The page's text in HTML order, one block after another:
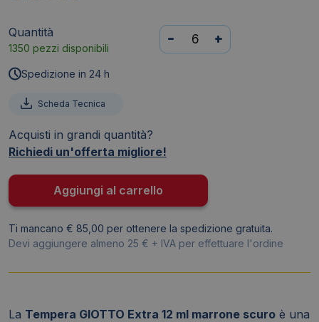
Quantità
1350 pezzi disponibili
Tubetto
tempera
Marrone
-
3520
23
quantità
- +
Spedizione in 24 h
Scheda Tecnica
Acquisti in grandi quantità?
Richiedi un'offerta migliore!
Aggiungi al carrello
Ti mancano € 85,00 per ottenere la spedizione gratuita.
Devi aggiungere almeno 25 € + IVA per effettuare l'ordine
La Tempera GIOTTO Extra 12 ml marrone scuro è una